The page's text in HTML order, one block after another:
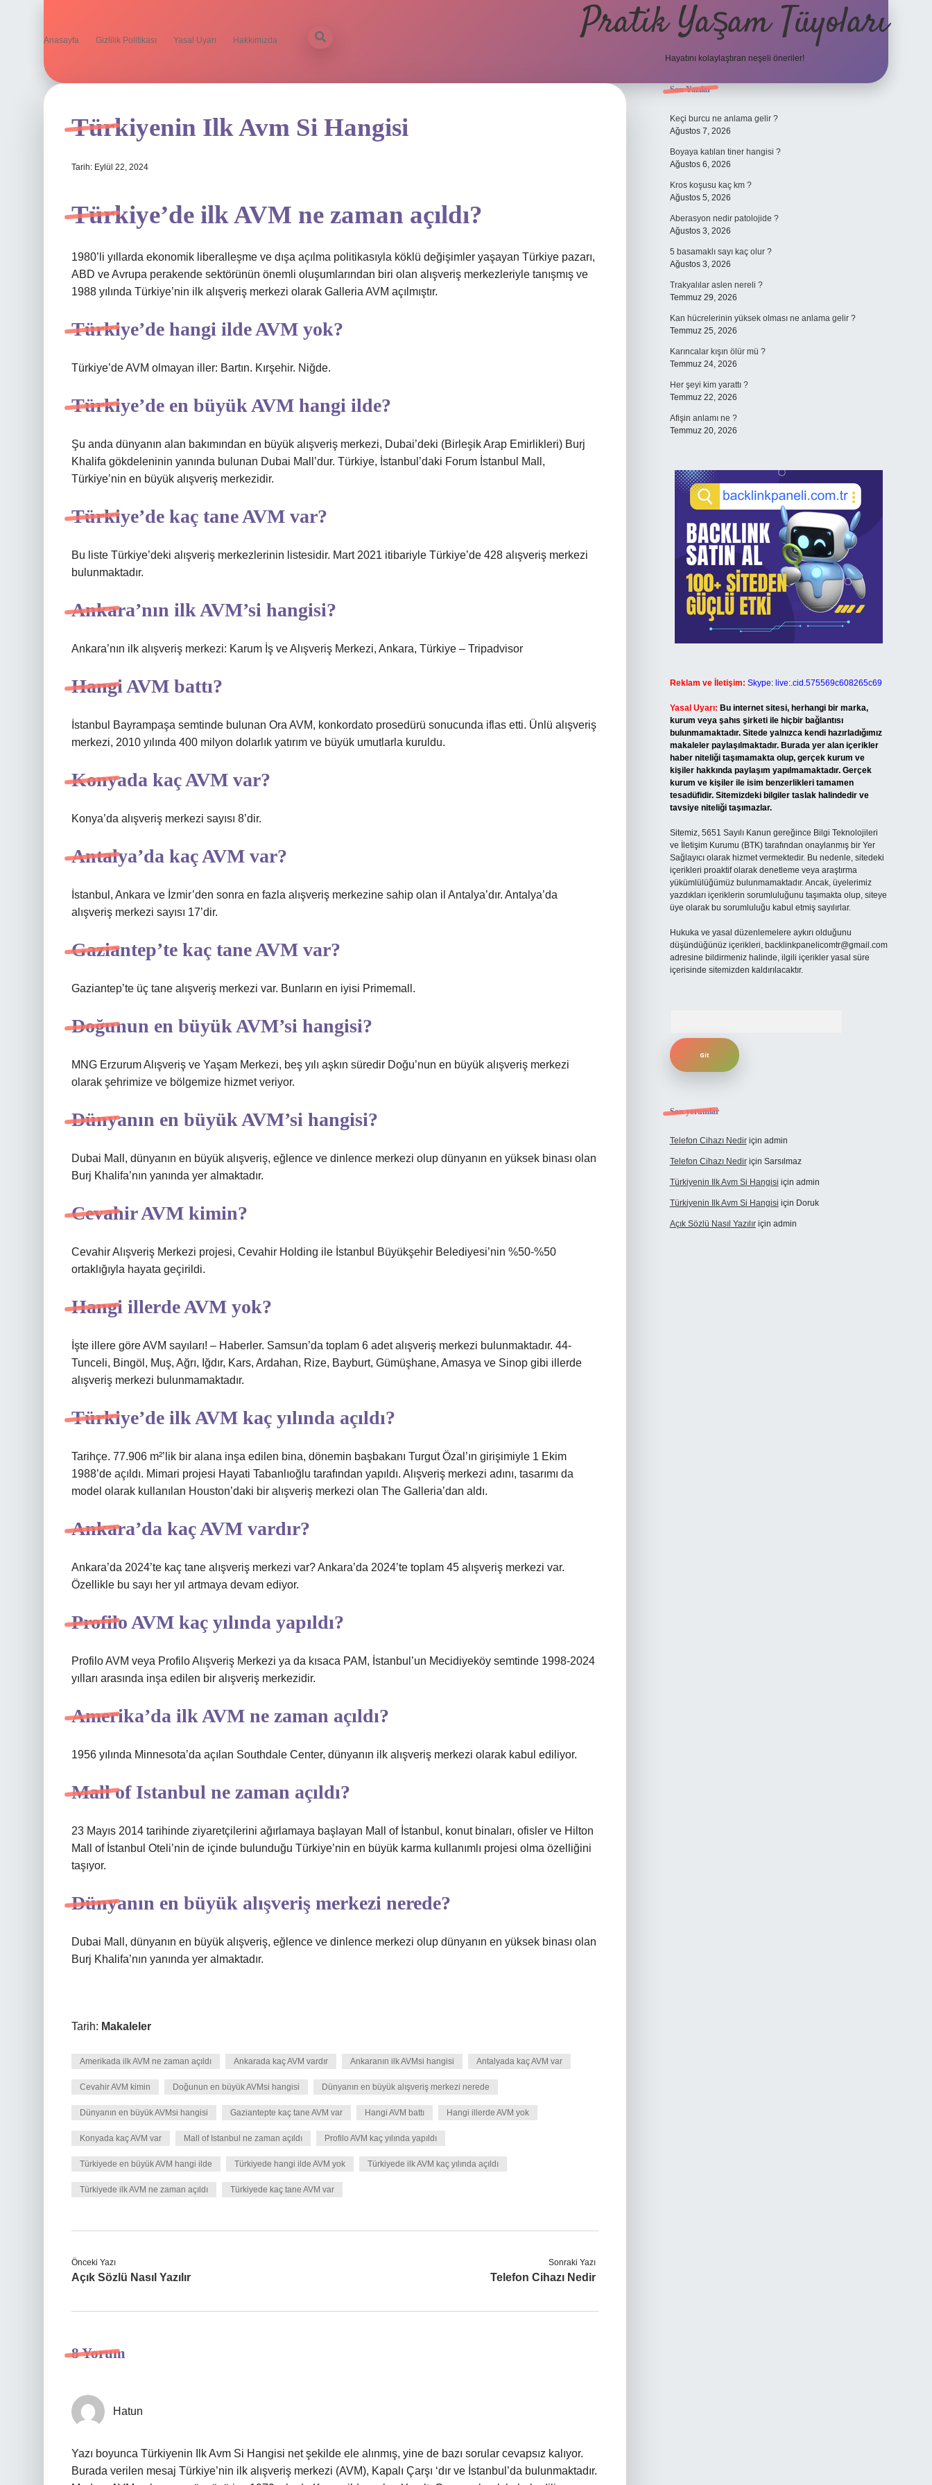
Anasayfa Gizlilik Politikası Yasal Uyarı Hakkımızda Pratik Yaşam Tüyoları
Hayatını kolaylaştıran neşeli öneriler!
Türkiyenin Ilk Avm Si Hangisi
Tarih: Eylül 22, 2024
Türkiye’de ilk AVM ne zaman açıldı?
1980’li yıllarda ekonomik liberalleşme ve dışa açılma politikasıyla köklü değişimler yaşayan Türkiye pazarı,
ABD ve Avrupa perakende sektörünün önemli oluşumlarından biri olan alışveriş merkezleriyle tanışmış ve
1988 yılında Türkiye’nin ilk alışveriş merkezi olarak Galleria AVM açılmıştır.
Türkiye’de hangi ilde AVM yok?
Türkiye’de AVM olmayan iller: Bartın. Kırşehir. Niğde.
Türkiye’de en büyük AVM hangi ilde?
Şu anda dünyanın alan bakımından en büyük alışveriş merkezi, Dubai’deki (Birleşik Arap Emirlikleri) Burj
Khalifa gökdeleninin yanında bulunan Dubai Mall’dur. Türkiye, İstanbul’daki Forum İstanbul Mall,
Türkiye’nin en büyük alışveriş merkezidir.
Türkiye’de kaç tane AVM var?
Bu liste Türkiye’deki alışveriş merkezlerinin listesidir. Mart 2021 itibariyle Türkiye’de 428 alışveriş merkezi
bulunmaktadır.
Ankara’nın ilk AVM’si hangisi?
Ankara’nın ilk alışveriş merkezi: Karum İş ve Alışveriş Merkezi, Ankara, Türkiye – Tripadvisor
Hangi AVM battı?
İstanbul Bayrampaşa semtinde bulunan Ora AVM, konkordato prosedürü sonucunda iflas etti. Ünlü alışveriş
merkezi, 2010 yılında 400 milyon dolarlık yatırım ve büyük umutlarla kuruldu.
Konyada kaç AVM var?
Konya’da alışveriş merkezi sayısı 8’dir.
Antalya’da kaç AVM var?
İstanbul, Ankara ve İzmir’den sonra en fazla alışveriş merkezine sahip olan il Antalya’dır. Antalya’da
alışveriş merkezi sayısı 17’dir.
Gaziantep’te kaç tane AVM var?
Gaziantep’te üç tane alışveriş merkezi var. Bunların en iyisi Primemall.
Doğunun en büyük AVM’si hangisi?
MNG Erzurum Alışveriş ve Yaşam Merkezi, beş yılı aşkın süredir Doğu’nun en büyük alışveriş merkezi
olarak şehrimize ve bölgemize hizmet veriyor.
Dünyanın en büyük AVM’si hangisi?
Dubai Mall, dünyanın en büyük alışveriş, eğlence ve dinlence merkezi olup dünyanın en yüksek binası olan
Burj Khalifa’nın yanında yer almaktadır.
Cevahir AVM kimin?
Cevahir Alışveriş Merkezi projesi, Cevahir Holding ile İstanbul Büyükşehir Belediyesi’nin %50-%50
ortaklığıyla hayata geçirildi.
Hangi illerde AVM yok?
İşte illere göre AVM sayıları! – Haberler. Samsun’da toplam 6 adet alışveriş merkezi bulunmaktadır. 44-
Tunceli, Bingöl, Muş, Ağrı, Iğdır, Kars, Ardahan, Rize, Bayburt, Gümüşhane, Amasya ve Sinop gibi illerde
alışveriş merkezi bulunmamaktadır.
Türkiye’de ilk AVM kaç yılında açıldı?
Tarihçe. 77.906 m²’lik bir alana inşa edilen bina, dönemin başbakanı Turgut Özal’ın girişimiyle 1 Ekim
1988’de açıldı. Mimari projesi Hayati Tabanlıoğlu tarafından yapıldı. Alışveriş merkezi adını, tasarımı da
model olarak kullanılan Houston’daki bir alışveriş merkezi olan The Galleria’dan aldı.
Ankara’da kaç AVM vardır?
Ankara’da 2024’te kaç tane alışveriş merkezi var? Ankara’da 2024’te toplam 45 alışveriş merkezi var.
Özellikle bu sayı her yıl artmaya devam ediyor.
Profilo AVM kaç yılında yapıldı?
Profilo AVM veya Profilo Alışveriş Merkezi ya da kısaca PAM, İstanbul’un Mecidiyeköy semtinde 1998-2024
yılları arasında inşa edilen bir alışveriş merkezidir.
Amerika’da ilk AVM ne zaman açıldı?
1956 yılında Minnesota’da açılan Southdale Center, dünyanın ilk alışveriş merkezi olarak kabul ediliyor.
Mall of Istanbul ne zaman açıldı?
23 Mayıs 2014 tarihinde ziyaretçilerini ağırlamaya başlayan Mall of İstanbul, konut binaları, ofisler ve Hilton
Mall of İstanbul Oteli’nin de içinde bulunduğu Türkiye’nin en büyük karma kullanımlı projesi olma özelliğini
taşıyor.
Dünyanın en büyük alışveriş merkezi nerede?
Dubai Mall, dünyanın en büyük alışveriş, eğlence ve dinlence merkezi olup dünyanın en yüksek binası olan
Burj Khalifa’nın yanında yer almaktadır.
Tarih: Makaleler
Amerikada ilk AVM ne zaman açıldı Ankarada kaç AVM vardır Ankaranın ilk AVMsi hangisi Antalyada kaç AVM var
Cevahir AVM kimin Doğunun en büyük AVMsi hangisi Dünyanın en büyük alışveriş merkezi nerede
Dünyanın en büyük AVMsi hangisi Gaziantepte kaç tane AVM var Hangi AVM battı Hangi illerde AVM yok
Konyada kaç AVM var Mall of Istanbul ne zaman açıldı Profilo AVM kaç yılında yapıldı
Türkiyede en büyük AVM hangi ilde Türkiyede hangi ilde AVM yok Türkiyede ilk AVM kaç yılında açıldı
Türkiyede ilk AVM ne zaman açıldı Türkiyede kaç tane AVM var
Önceki Yazı
Açık Sözlü Nasıl Yazılır
Sonraki Yazı
Telefon Cihazı Nedir
8 Yorum
Hatun
Yazı boyunca Türkiyenin Ilk Avm Si Hangisi net şekilde ele alınmış, yine de bazı sorular cevapsız kalıyor.
Burada verilen mesaj Türkiye’nin ilk alışveriş merkezi (AVM), Kapalı Çarşı ‘dır ve İstanbul’da bulunmaktadır.
Sidebar
Son Yazılar
Keçi burcu ne anlama gelir ?
Ağustos 7, 2026
Boyaya katılan tiner hangisi ?
Ağustos 6, 2026
Kros koşusu kaç km ?
Ağustos 5, 2026
Aberasyon nedir patolojide ?
Ağustos 3, 2026
5 basamaklı sayı kaç olur ?
Ağustos 3, 2026
Trakyalılar aslen nereli ?
Temmuz 29, 2026
Kan hücrelerinin yüksek olması ne anlama gelir ?
Temmuz 25, 2026
Karıncalar kışın ölür mü ?
Temmuz 24, 2026
Her şeyi kim yarattı ?
Temmuz 22, 2026
Afişin anlamı ne ?
Temmuz 20, 2026
Reklam ve İletişim: Skype: live:.cid.575569c608265c69
Yasal Uyarı: Bu internet sitesi, herhangi bir marka,
kurum veya şahıs şirketi ile hiçbir bağlantısı
bulunmamaktadır. Sitede yalnızca kendi hazırladığımız
makaleler paylaşılmaktadır. Burada yer alan içerikler
haber niteliği taşımamakta olup, gerçek kurum ve
kişiler hakkında paylaşım yapılmamaktadır. Gerçek
kurum ve kişiler ile isim benzerlikleri tamamen
tesadüfidir. Sitemizdeki bilgiler taslak halindedir ve
tavsiye niteliği taşımazlar.
Sitemiz, 5651 Sayılı Kanun gereğince Bilgi Teknolojileri
ve İletişim Kurumu (BTK) tarafından onaylanmış bir Yer
Sağlayıcı olarak hizmet vermektedir. Bu nedenle, sitedeki
içerikleri proaktif olarak denetleme veya araştırma
yükümlülüğümüz bulunmamaktadır. Ancak, üyelerimiz
yazdıkları içeriklerin sorumluluğunu taşımakta olup, siteye
üye olarak bu sorumluluğu kabul etmiş sayılırlar.
Hukuka ve yasal düzenlemelere aykırı olduğunu
düşündüğünüz içerikleri, backlinkpanelicomtr@gmail.com
adresine bildirmeniz halinde, ilgili içerikler yasal süre
içerisinde sitemizden kaldırılacaktır.
Son yorumlar
Telefon Cihazı Nediriçin admin
Telefon Cihazı Nediriçin Sarsılmaz
Türkiyenin Ilk Avm Si Hangisi için admin
Türkiyenin Ilk Avm Si Hangisi için Doruk
Açık Sözlü Nasıl Yazılıriçin admin